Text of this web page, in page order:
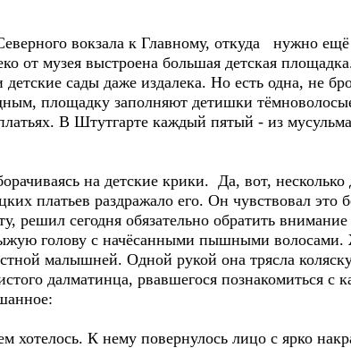
вокзала к Главному, откуда нужно ещё
от музея выстроена большая детская
сады даже издалека. Но есть одна, не
площадку заполняют детишки
В Штутгарте каждый пятый - из
на детские крики. Да, вот, несколько
платьев раздражало его. Он чувствовал это
решил сегодня обязательно обратить
голову с начёсанными пышными
малышней. Одной рукой она трясла
далматинца, рвавшегося познакомиться с
хотелось. К нему повернулось лицо с ярко